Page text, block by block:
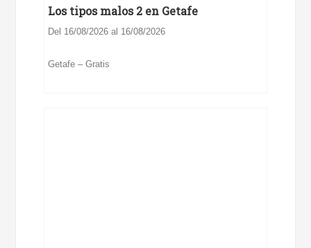
Los tipos malos 2 en Getafe
Del 16/08/2026 al 16/08/2026
Getafe – Gratis